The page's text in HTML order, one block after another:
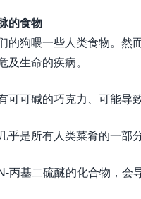
的食物
的狗喂一些人类食物。
生命的疾病。
可可碱的巧克力、可能导
乎是所有人类菜肴的一部
丙基二硫醚的化合物，会